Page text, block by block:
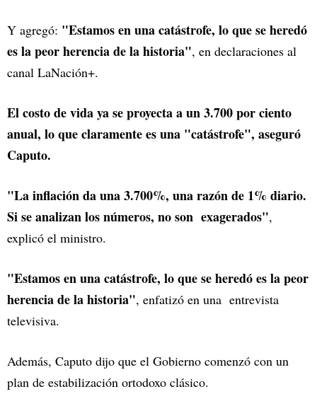
Y agregó: "Estamos en una catástrofe, lo que se heredó
es la peor herencia de la historia", en declaraciones al
canal LaNación+.
El costo de vida ya se proyecta a un 3.700 por ciento
anual, lo que claramente es una "catástrofe", aseguró
Caputo.
"La inflación da una 3.700%, una razón de 1% diario.
Si se analizan los números, no son exagerados",
explicó el ministro.
"Estamos en una catástrofe, lo que se heredó es la peor
herencia de la historia", enfatizó en una entrevista
televisiva.
Además, Caputo dijo que el Gobierno comenzó con un
plan de estabilización ortodoxo clásico.